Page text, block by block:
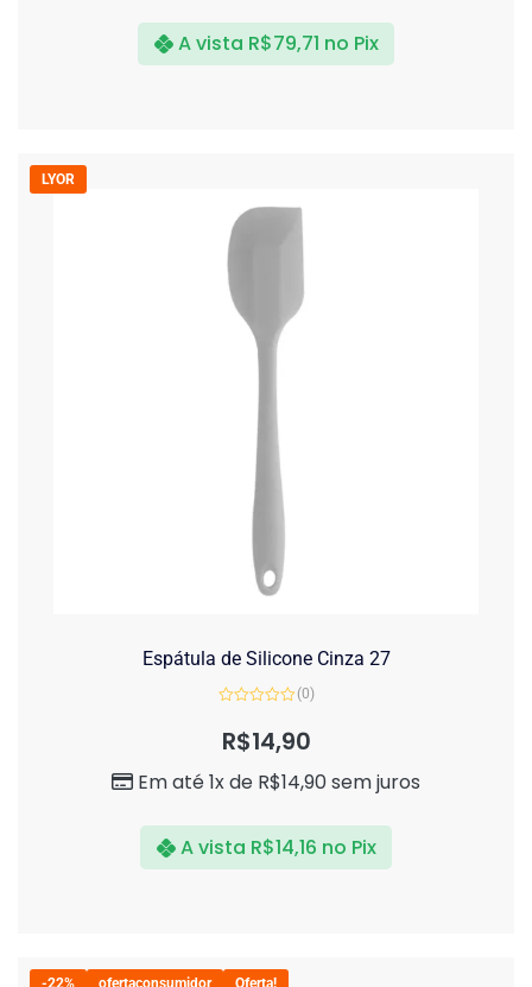
A vista R$79,71 no Pix
LYOR
Espátula de Silicone Cinza 27
de
(0)
R$14,90
Em até 1x de R$14,90sem juros
A vista R$14,16 no Pix
-22% ofertaconsumidor Oferta!